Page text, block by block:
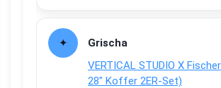
Grischa
VERTICAL STUDIO X
28″ Koffer 2ER-Set)